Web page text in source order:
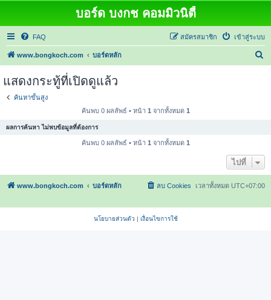
บอร์ด บงกช คอมมิวนิตี้
FAQ เข้าสู่ระบบ
สมัครสมาชิก
www.bongkoch.com บอร์ดหลัก
แสดงกระทู้ที่เปิดดูแล้ว
ค้นหาขั้นสูง
ค้นพบ 0 ผลลัพธ์ • หน้า 1 จากทั้งหมด 1
ผลการค้นหา ไม่พบข้อมูลที่ต้องการ
ค้นพบ 0 ผลลัพธ์ • หน้า 1 จากทั้งหมด 1
ไปที่
www.bongkoch.com บอร์ดหลัก เวลาทั้งหมด UTC+07:00
ลบ Cookies
นโยบายส่วนตัว | เงื่อนไขการใช้